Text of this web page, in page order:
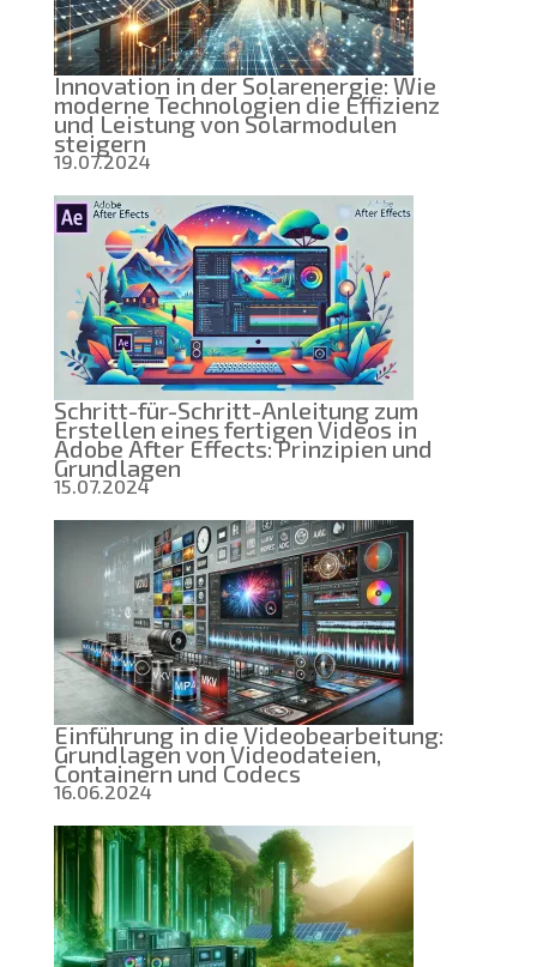
Innovation in der Solarenergie: Wie
moderne Technologien die Effizienz
und Leistung von Solarmodulen
steigern
19.07.2024
Schritt-für-Schritt-Anleitung zum
Erstellen eines fertigen Videos in
Adobe After Effects: Prinzipien und
Grundlagen
15.07.2024
Einführung in die Videobearbeitung:
Grundlagen von Videodateien,
Containern und Codecs
16.06.2024